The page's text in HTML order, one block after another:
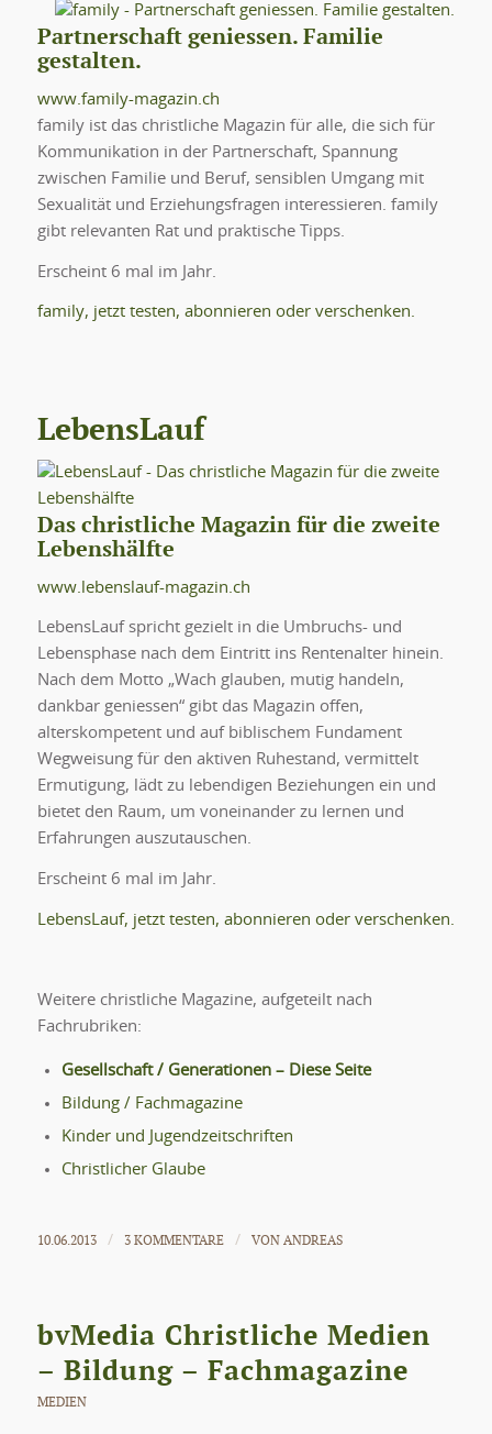
Partnerschaft geniessen. Familie
gestalten.
www.family-magazin.ch
family ist das christliche Magazin für alle, die sich für
Kommunikation in der Partnerschaft, Spannung
zwischen Familie und Beruf, sensiblen Umgang mit
Sexualität und Erziehungsfragen interessieren. family
gibt relevanten Rat und praktische Tipps.
Erscheint 6 mal im Jahr.
family, jetzt testen, abonnieren oder verschenken.
LebensLauf
Das christliche Magazin für die zweite
Lebenshälfte
www.lebenslauf-magazin.ch
LebensLauf spricht gezielt in die Umbruchs- und
Lebensphase nach dem Eintritt ins Rentenalter hinein.
Nach dem Motto „Wach glauben, mutig handeln,
dankbar geniessen“ gibt das Magazin offen,
alterskompetent und auf biblischem Fundament
Wegweisung für den aktiven Ruhestand, vermittelt
Ermutigung, lädt zu lebendigen Beziehungen ein und
bietet den Raum, um voneinander zu lernen und
Erfahrungen auszutauschen.
Erscheint 6 mal im Jahr.
LebensLauf, jetzt testen, abonnieren oder verschenken.
Weitere christliche Magazine, aufgeteilt nach
Fachrubriken:
Gesellschaft / Generationen – Diese Seite
Bildung / Fachmagazine
Kinder und Jugendzeitschriften
Christlicher Glaube
10.06.2013 / 3 KOMMENTARE / VONANDREAS
bvMedia Christliche Medien
– Bildung – Fachmagazine
MEDIEN